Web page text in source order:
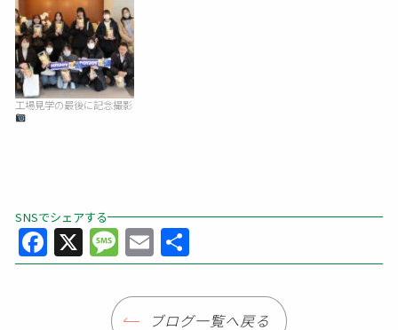
工場見学の最後に記念撮影
SNSでシェアする
Facebook
X Message
Email
有
ブログ一覧へ戻る